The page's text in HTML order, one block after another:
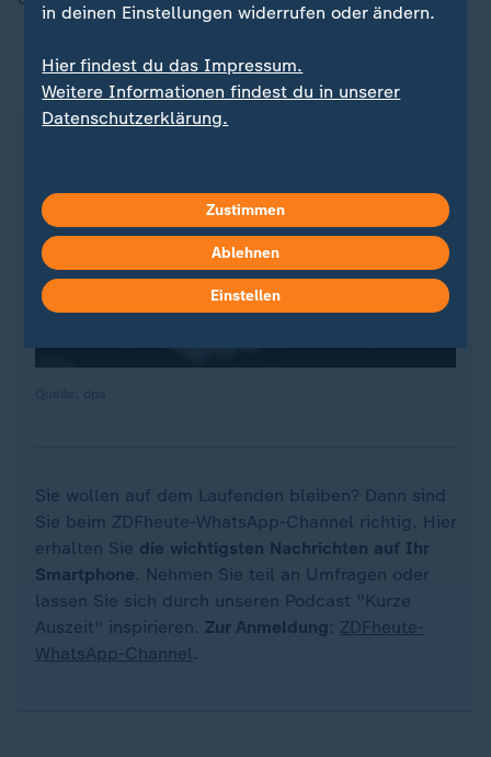
ZDFheute auf WhatsApp
Sie wollen auf dem Laufenden bleiben? Dann sind
Sie beim ZDFheute-WhatsApp-Channel richtig. Hier
erhalten Sie die wichtigsten Nachrichten auf Ihr
Smartphone. Nehmen Sie teil an Umfragen oder
lassen Sie sich durch unseren Podcast "Kurze
Auszeit" inspirieren. Zur Anmeldung : ZDFheute-
WhatsApp-Channel.
in deinen Einstellungen widerrufen oder ändern.
Hier findest du das Impressum.
Weitere Informationen findest du in unserer
Datenschutzerklärung.
Zustimmen
Ablehnen
Einstellen